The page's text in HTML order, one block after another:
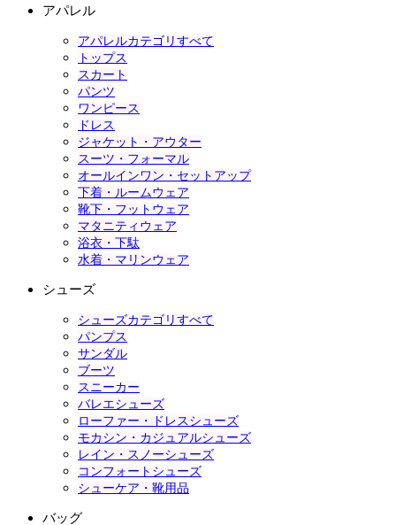
アパレル
アパレルカテゴリすべて
トップス
スカート
パンツ
ワンピース
ドレス
ジャケット・アウター
スーツ・フォーマル
オールインワン・セットアップ
下着・ルームウェア
靴下・フットウェア
マタニティウェア
浴衣・下駄
水着・マリンウェア
シューズ
シューズカテゴリすべて
パンプス
サンダル
ブーツ
スニーカー
バレエシューズ
ローファー・ドレスシューズ
モカシン・カジュアルシューズ
レイン・スノーシューズ
コンフォートシューズ
シューケア・靴用品
バッグ